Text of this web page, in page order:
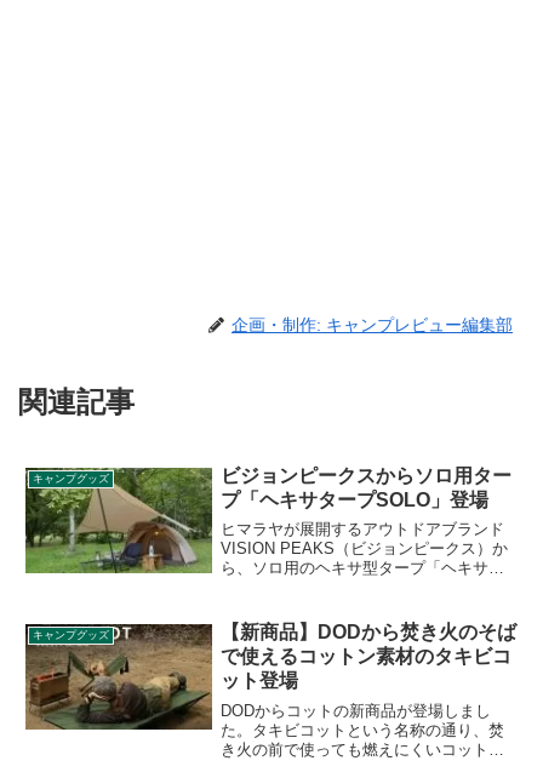
企画・制作: キャンプレビュー編集部
関連記事
キャンプグッズ
ビジョンピークスからソロ用ター
プ「ヘキサタープSOLO」登場
ヒマラヤが展開するアウトドアブランド
VISION PEAKS（ビジョンピークス）か
ら、ソロ用のヘキサ型タープ「ヘキサタ
プ下にテントを置く前提の製品となって
います。詳細をレビューします。
キャンプグッズ
【新商品】DODから焚き火のそば
で使えるコットン素材のタキビコ
ット登場
DODからコットの新商品が登場しまし
た。タキビコットという名称の通り、焚
き火の前で使っても燃えにくいコットン